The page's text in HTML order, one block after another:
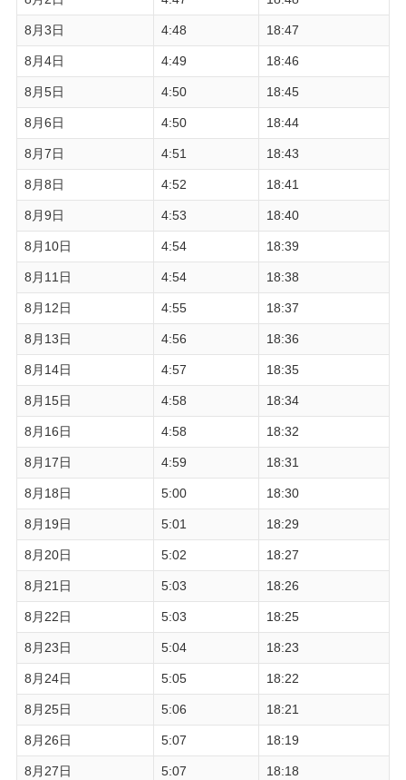
8月3日 4:48 18:47
8月4日 4:49 18:46
8月5日 4:50 18:45
8月6日 4:50 18:44
8月7日 4:51 18:43
8月8日 4:52 18:41
8月9日 4:53 18:40
8月10日 4:54 18:39
8月11日 4:54 18:38
8月12日 4:55 18:37
8月13日 4:56 18:36
8月14日 4:57 18:35
8月15日 4:58 18:34
8月16日 4:58 18:32
8月17日 4:59 18:31
8月18日 5:00 18:30
8月19日 5:01 18:29
8月20日 5:02 18:27
8月21日 5:03 18:26
8月22日 5:03 18:25
8月23日 5:04 18:23
8月24日 5:05 18:22
8月25日 5:06 18:21
8月26日 5:07 18:19
8月27日 5:07 18:18